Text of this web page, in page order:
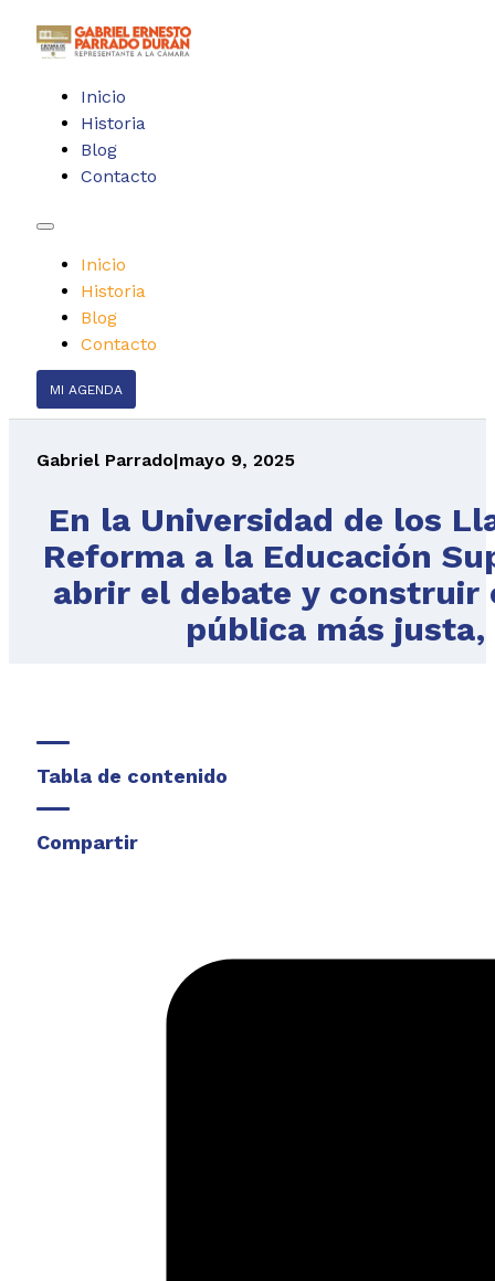
Inicio
Historia
Blog
Contacto
Inicio
Historia
Blog
Contacto
MI AGENDA
Gabriel Parrado|mayo 9, 2025
En la Universidad de los
Reforma a la Educación
abrir el debate y construir
pública más
Tabla de contenido
Compartir